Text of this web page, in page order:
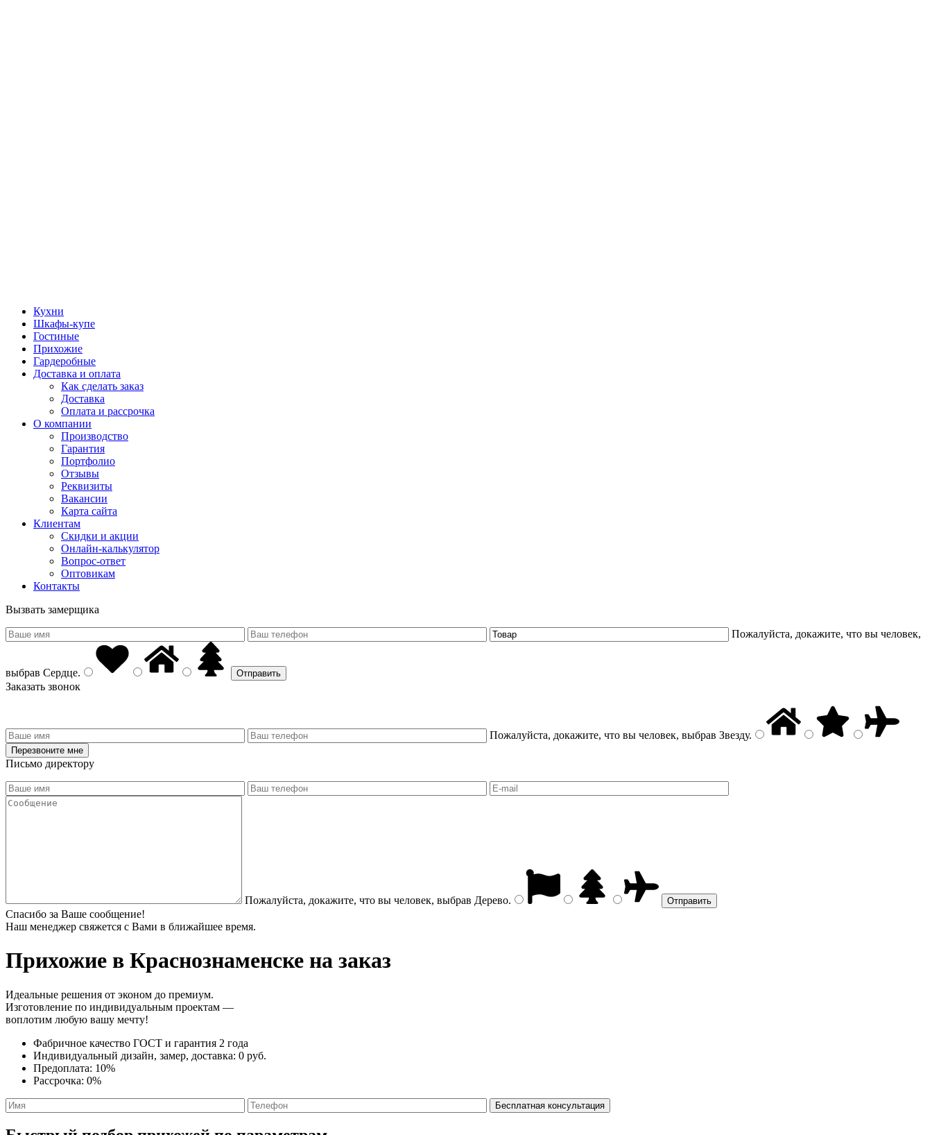
Кухни
Шкафы-купе
Гостиные
Прихожие
Гардеробные
Доставка и оплата
Как сделать заказ
Доставка
Оплата и рассрочка
О компании
Производство
Гарантия
Портфолио
Отзывы
Реквизиты
Вакансии
Карта сайта
Клиентам
Скидки и акции
Онлайн-калькулятор
Вопрос-ответ
Оптовикам
Контакты
Вызвать замерщика
Пожалуйста, докажите, что вы человек,
выбрав Сердце.
Заказать звонок
Пожалуйста, докажите, что вы человек, выбрав Звезду.
Письмо директору
Пожалуйста, докажите, что вы человек, выбрав Дерево.
Спасибо за Ваше сообщение!
Наш менеджер свяжется с Вами в ближайшее время.
Прихожие в Краснознаменске на заказ
Идеальные решения от эконом до премиум.
Изготовление по индивидуальным проектам —
воплотим любую вашу мечту!
Фабричное качество ГОСТ и гарантия 2 года
Индивидуальный дизайн, замер, доставка: 0 руб.
Предоплата: 10%
Рассрочка: 0%